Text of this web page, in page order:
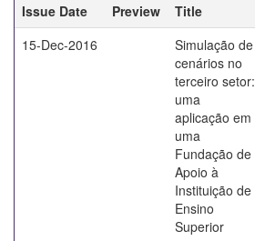
Issue Date
Preview Title
15-Dec-2016
Simulação de
cenários no
terceiro setor:
uma
aplicação em
uma
Fundação de
Apoio à
Instituição de
Ensino
Superior